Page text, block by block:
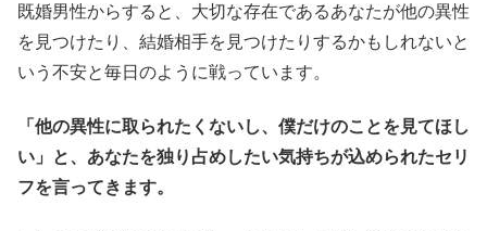
既婚男性からすると、大切な存在であるあなたが他の異性
を見つけたり、結婚相手を見つけたりするかもしれないと
いう不安と毎日のように戦っています。
「他の異性に取られたくないし、僕だけのことを見てほし
い」と、あなたを独り占めしたい気持ちが込められたセリ
フを言ってきます。